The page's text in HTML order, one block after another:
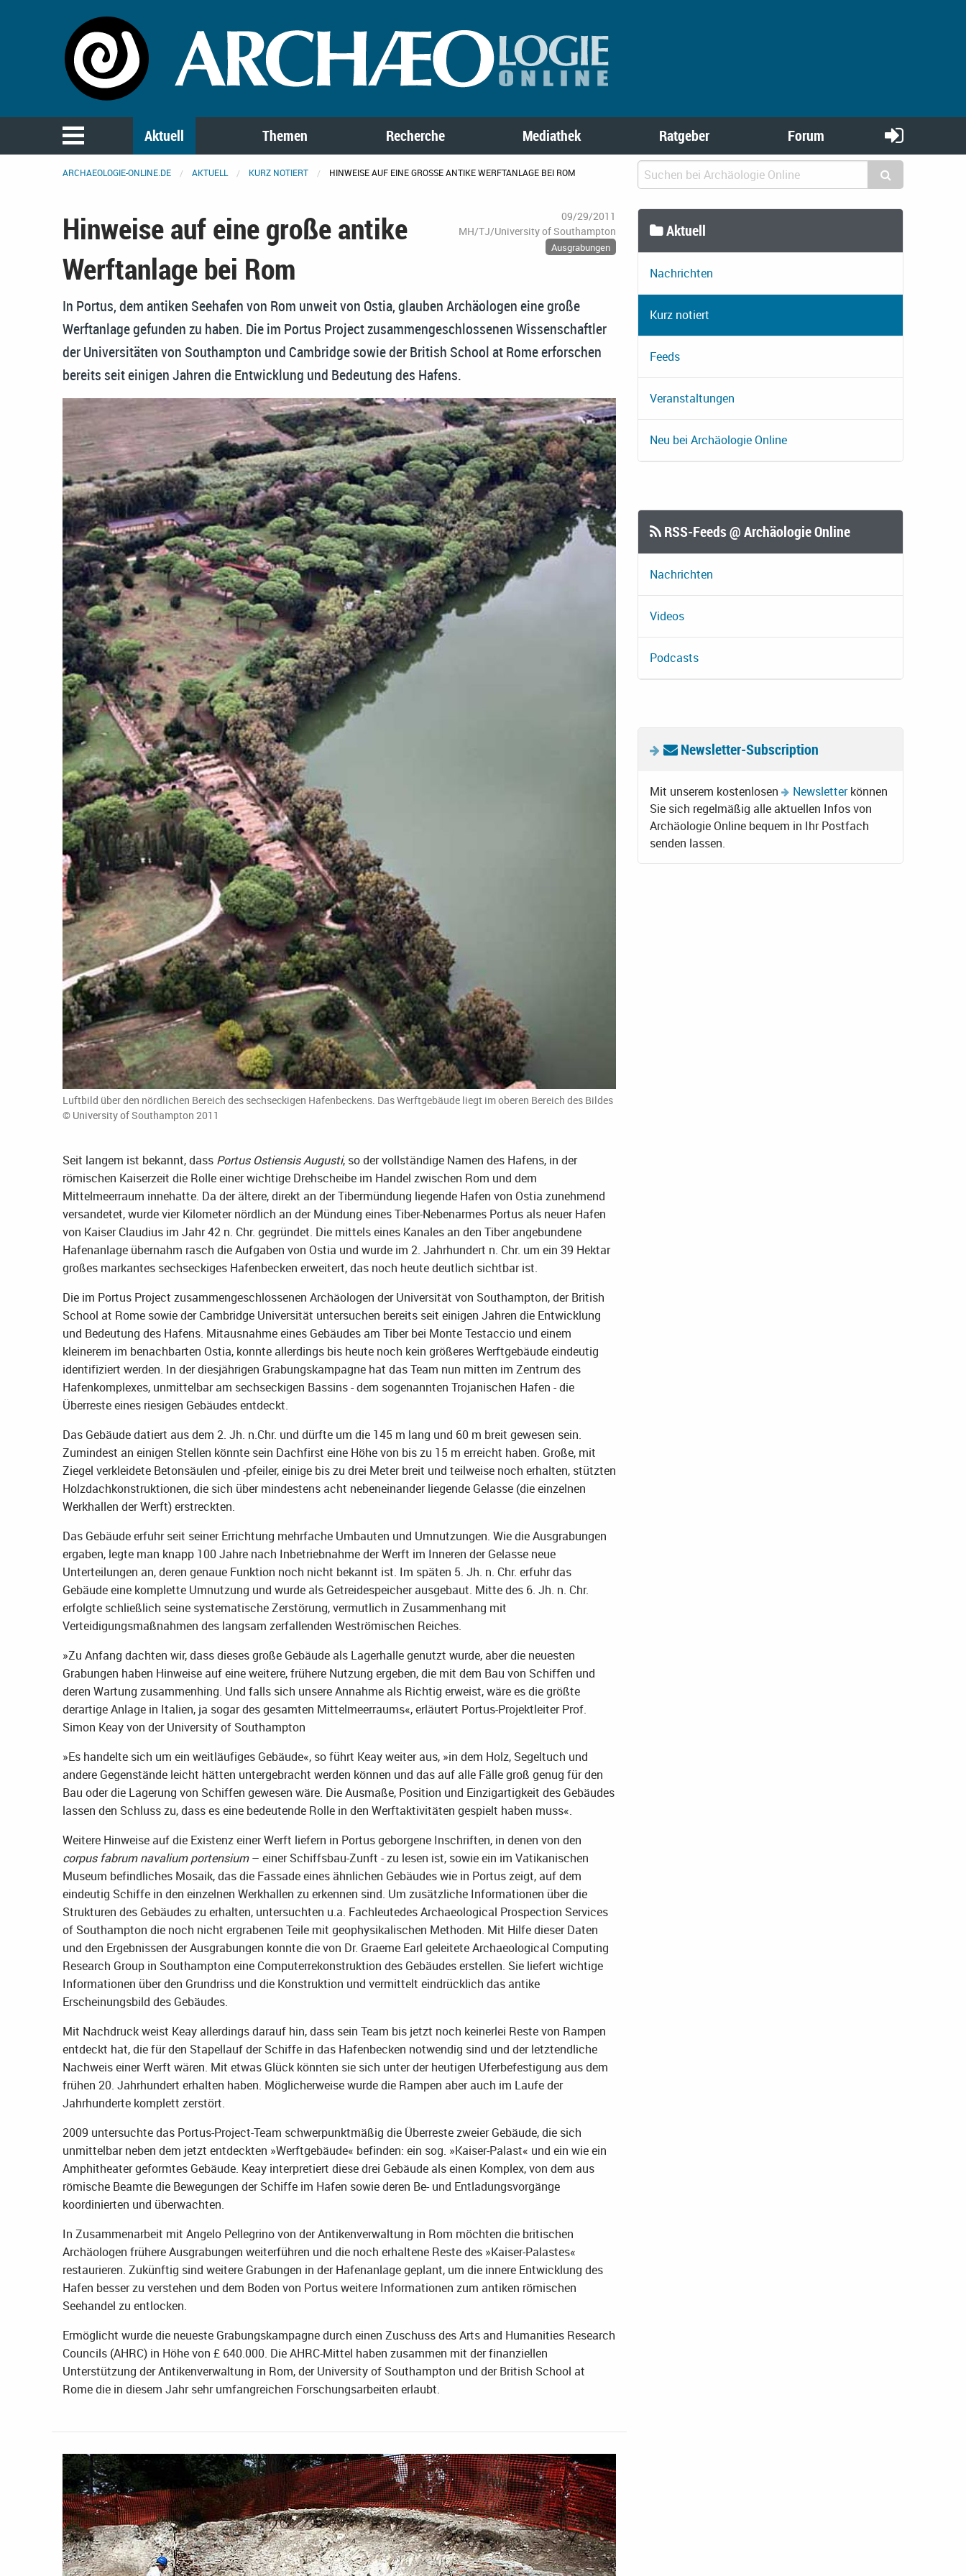
Aktuell Themen Recherche Mediathek Ratgeber Forum
ARCHAEOLOGIE-ONLINE.DE AKTUELL KURZ NOTIERT HINWEISE AUF EINE GROSSE ANTIKE WERFTANLAGE BEI ROM
Hinweise auf eine große antike
Werftanlage bei Rom
09/29/2011
MH/TJ/University of Southampton
Ausgrabungen
In Portus, dem antiken Seehafen von Rom unweit von Ostia, glauben Archäologen eine große
Werftanlage gefunden zu haben. Die im Portus Project zusammengeschlossenen Wissenschaftler
der Universitäten von Southampton und Cambridge sowie der British School at Rome erforschen
bereits seit einigen Jahren die Entwicklung und Bedeutung des Hafens.
Luftbild über den nördlichen Bereich des sechseckigen Hafenbeckens. Das Werftgebäude liegt im oberen Bereich des Bildes
© University of Southampton 2011
Seit langem ist bekannt, dass Portus Ostiensis Augusti, so der vollständige Namen des Hafens, in der
römischen Kaiserzeit die Rolle einer wichtige Drehscheibe im Handel zwischen Rom und dem
Mittelmeerraum innehatte. Da der ältere, direkt an der Tibermündung liegende Hafen von Ostia zunehmend
versandetet, wurde vier Kilometer nördlich an der Mündung eines Tiber-Nebenarmes Portus als neuer Hafen
von Kaiser Claudius im Jahr 42 n. Chr. gegründet. Die mittels eines Kanales an den Tiber angebundene
Hafenanlage übernahm rasch die Aufgaben von Ostia und wurde im 2. Jahrhundert n. Chr. um ein 39 Hektar
großes markantes sechseckiges Hafenbecken erweitert, das noch heute deutlich sichtbar ist.
Die im Portus Project zusammengeschlossenen Archäologen der Universität von Southampton, der British
School at Rome sowie der Cambridge Universität untersuchen bereits seit einigen Jahren die Entwicklung
und Bedeutung des Hafens. Mitausnahme eines Gebäudes am Tiber bei Monte Testaccio und einem
kleinerem im benachbarten Ostia, konnte allerdings bis heute noch kein größeres Werftgebäude eindeutig
identifiziert werden. In der diesjährigen Grabungskampagne hat das Team nun mitten im Zentrum des
Hafenkomplexes, unmittelbar am sechseckigen Bassins - dem sogenannten Trojanischen Hafen - die
Überreste eines riesigen Gebäudes entdeckt.
Das Gebäude datiert aus dem 2. Jh. n.Chr. und dürfte um die 145 m lang und 60 m breit gewesen sein.
Zumindest an einigen Stellen könnte sein Dachfirst eine Höhe von bis zu 15 m erreicht haben. Große, mit
Ziegel verkleidete Betonsäulen und -pfeiler, einige bis zu drei Meter breit und teilweise noch erhalten, stützten
Holzdachkonstruktionen, die sich über mindestens acht nebeneinander liegende Gelasse (die einzelnen
Werkhallen der Werft) erstreckten.
Das Gebäude erfuhr seit seiner Errichtung mehrfache Umbauten und Umnutzungen. Wie die Ausgrabungen
ergaben, legte man knapp 100 Jahre nach Inbetriebnahme der Werft im Inneren der Gelasse neue
Unterteilungen an, deren genaue Funktion noch nicht bekannt ist. Im späten 5. Jh. n. Chr. erfuhr das
Gebäude eine komplette Umnutzung und wurde als Getreidespeicher ausgebaut. Mitte des 6. Jh. n. Chr.
erfolgte schließlich seine systematische Zerstörung, vermutlich in Zusammenhang mit
Verteidigungsmaßnahmen des langsam zerfallenden Weströmischen Reiches.
»Zu Anfang dachten wir, dass dieses große Gebäude als Lagerhalle genutzt wurde, aber die neuesten
Grabungen haben Hinweise auf eine weitere, frühere Nutzung ergeben, die mit dem Bau von Schiffen und
deren Wartung zusammenhing. Und falls sich unsere Annahme als Richtig erweist, wäre es die größte
derartige Anlage in Italien, ja sogar des gesamten Mittelmeerraums«, erläutert Portus-Projektleiter Prof.
Simon Keay von der University of Southampton
»Es handelte sich um ein weitläufiges Gebäude«, so führt Keay weiter aus, »in dem Holz, Segeltuch und
andere Gegenstände leicht hätten untergebracht werden können und das auf alle Fälle groß genug für den
Bau oder die Lagerung von Schiffen gewesen wäre. Die Ausmaße, Position und Einzigartigkeit des Gebäudes
lassen den Schluss zu, dass es eine bedeutende Rolle in den Werftaktivitäten gespielt haben muss«.
Weitere Hinweise auf die Existenz einer Werft liefern in Portus geborgene Inschriften, in denen von den
corpus fabrum navalium portensium– einer Schiffsbau-Zunft - zu lesen ist, sowie ein im Vatikanischen
Museum befindliches Mosaik, das die Fassade eines ähnlichen Gebäudes wie in Portus zeigt, auf dem
eindeutig Schiffe in den einzelnen Werkhallen zu erkennen sind. Um zusätzliche Informationen über die
Strukturen des Gebäudes zu erhalten, untersuchten u.a. Fachleutedes Archaeological Prospection Services
of Southampton die noch nicht ergrabenen Teile mit geophysikalischen Methoden. Mit Hilfe dieser Daten
und den Ergebnissen der Ausgrabungen konnte die von Dr. Graeme Earl geleitete Archaeological Computing
Research Group in Southampton eine Computerrekonstruktion des Gebäudes erstellen. Sie liefert wichtige
Informationen über den Grundriss und die Konstruktion und vermittelt eindrücklich das antike
Erscheinungsbild des Gebäudes.
Mit Nachdruck weist Keay allerdings darauf hin, dass sein Team bis jetzt noch keinerlei Reste von Rampen
entdeckt hat, die für den Stapellauf der Schiffe in das Hafenbecken notwendig sind und der letztendliche
Nachweis einer Werft wären. Mit etwas Glück könnten sie sich unter der heutigen Uferbefestigung aus dem
frühen 20. Jahrhundert erhalten haben. Möglicherweise wurde die Rampen aber auch im Laufe der
Jahrhunderte komplett zerstört.
2009 untersuchte das Portus-Project-Team schwerpunktmäßig die Überreste zweier Gebäude, die sich
unmittelbar neben dem jetzt entdeckten »Werftgebäude« befinden: ein sog. »Kaiser-Palast« und ein wie ein
Amphitheater geformtes Gebäude. Keay interpretiert diese drei Gebäude als einen Komplex, von dem aus
römische Beamte die Bewegungen der Schiffe im Hafen sowie deren Be- und Entladungsvorgänge
koordinierten und überwachten.
In Zusammenarbeit mit Angelo Pellegrino von der Antikenverwaltung in Rom möchten die britischen
Archäologen frühere Ausgrabungen weiterführen und die noch erhaltene Reste des »Kaiser-Palastes«
restaurieren. Zukünftig sind weitere Grabungen in der Hafenanlage geplant, um die innere Entwicklung des
Hafen besser zu verstehen und dem Boden von Portus weitere Informationen zum antiken römischen
Seehandel zu entlocken.
Ermöglicht wurde die neueste Grabungskampagne durch einen Zuschuss des Arts and Humanities Research
Councils (AHRC) in Höhe von £ 640.000. Die AHRC-Mittel haben zusammen mit der finanziellen
Unterstützung der Antikenverwaltung in Rom, der University of Southampton und der British School at
Rome die in diesem Jahr sehr umfangreichen Forschungsarbeiten erlaubt.
Aktuell
Nachrichten
Kurz notiert
Feeds
Veranstaltungen
Neu bei Archäologie Online
RSS-Feeds @ Archäologie Online
Nachrichten
Videos
Podcasts
Newsletter-Subscription
Mit unserem kostenlosen Newsletterkönnen
Sie sich regelmäßig alle aktuellen Infos von
Archäologie Online bequem in Ihr Postfach
senden lassen.